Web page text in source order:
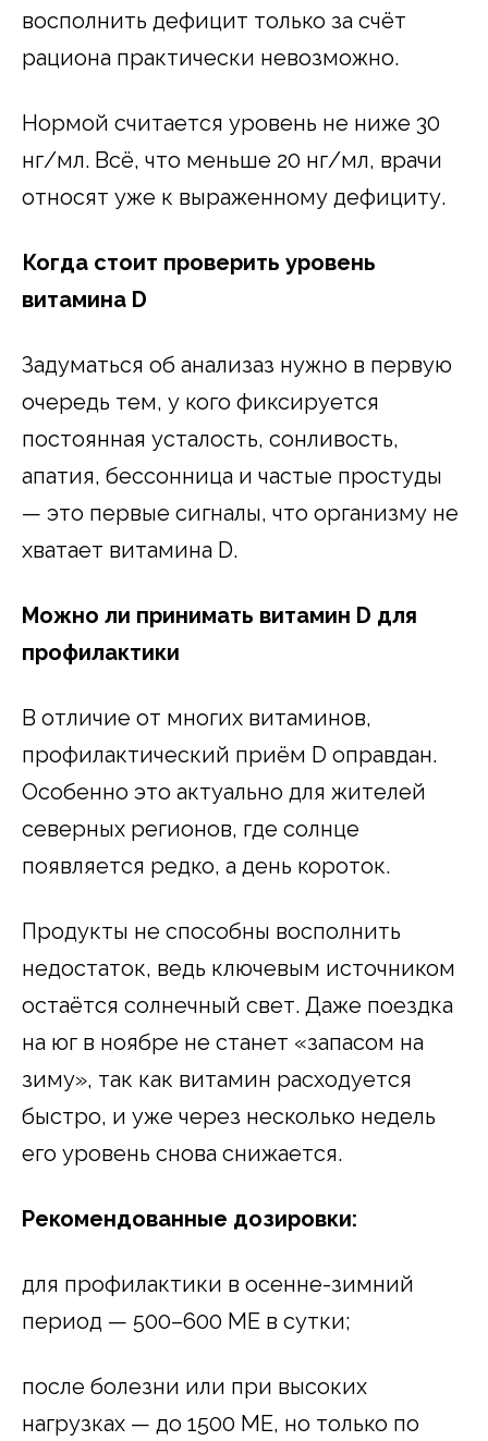
восполнить дефицит только за счёт
рациона практически невозможно.
Нормой считается уровень не ниже 30
нг/мл. Всё, что меньше 20 нг/мл, врачи
относят уже к выраженному дефициту.
Когда стоит проверить уровень
витамина D
Задуматься об анализаз нужно в первую
очередь тем, у кого фиксируется
постоянная усталость, сонливость,
апатия, бессонница и частые простуды
— это первые сигналы, что организму не
хватает витамина D.
Можно ли принимать витамин D для
профилактики
В отличие от многих витаминов,
профилактический приём D оправдан.
Особенно это актуально для жителей
северных регионов, где солнце
появляется редко, а день короток.
Продукты не способны восполнить
недостаток, ведь ключевым источником
остаётся солнечный свет. Даже поездка
на юг в ноябре не станет «запасом на
зиму», так как витамин расходуется
быстро, и уже через несколько недель
его уровень снова снижается.
Рекомендованные дозировки:
для профилактики в осенне-зимний
период — 500–600 МЕ в сутки;
после болезни или при высоких
нагрузках — до 1500 МЕ, но только по